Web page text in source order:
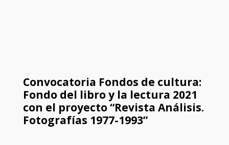
Convocatoria Fondos de cultura:
Fondo del libro y la lectura 2021
con el proyecto “Revista Análisis.
Fotografías 1977-1993”